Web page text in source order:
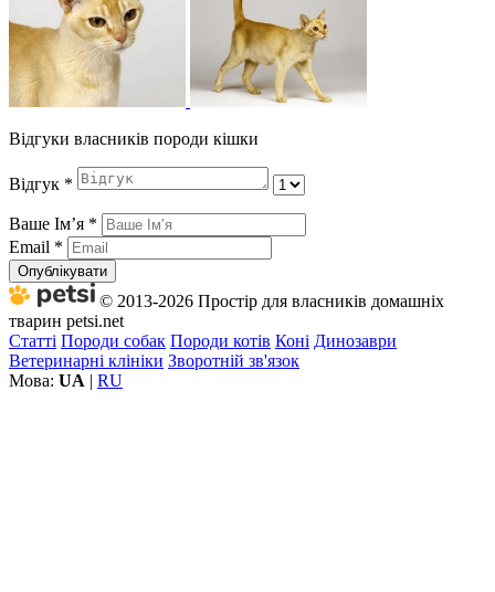
Відгуки власників породи кішки
Відгук *
Ваше Імʼя *
Email *
Опублікувати
© 2013-2026 Простір для власників домашніх
тварин petsi.net
Статті Породи собак Породи котів Коні Динозаври
Ветеринарні клініки Зворотній зв'язок
Мова: UA | RU